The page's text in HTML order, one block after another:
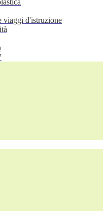
viaggi d'istruzione